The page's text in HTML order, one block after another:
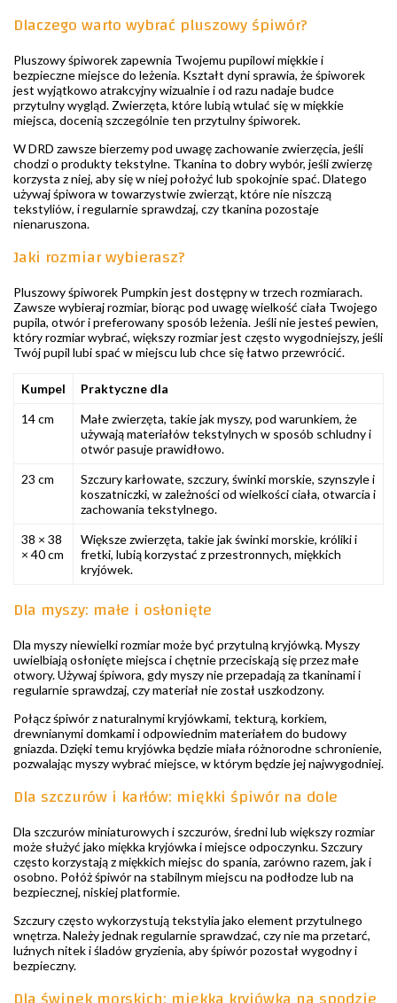
Dlaczego warto wybrać pluszowy śpiwór?
Pluszowy śpiworek zapewnia Twojemu pupilowi miękkie i
bezpieczne miejsce do leżenia. Kształt dyni sprawia, że śpiworek
jest wyjątkowo atrakcyjny wizualnie i od razu nadaje budce
przytulny wygląd. Zwierzęta, które lubią wtulać się w miękkie
miejsca, docenią szczególnie ten przytulny śpiworek.
W DRD zawsze bierzemy pod uwagę zachowanie zwierzęcia, jeśli
chodzi o produkty tekstylne. Tkanina to dobry wybór, jeśli zwierzę
korzysta z niej, aby się w niej położyć lub spokojnie spać. Dlatego
używaj śpiwora w towarzystwie zwierząt, które nie niszczą
tekstyliów, i regularnie sprawdzaj, czy tkanina pozostaje
nienaruszona.
Jaki rozmiar wybierasz?
Pluszowy śpiworek Pumpkin jest dostępny w trzech rozmiarach.
Zawsze wybieraj rozmiar, biorąc pod uwagę wielkość ciała Twojego
pupila, otwór i preferowany sposób leżenia. Jeśli nie jesteś pewien,
który rozmiar wybrać, większy rozmiar jest często wygodniejszy, jeśli
Twój pupil lubi spać w miejscu lub chce się łatwo przewrócić.
Kumpel
Praktyczne dla
14 cm
Małe zwierzęta, takie jak myszy, pod warunkiem, że
używają materiałów tekstylnych w sposób schludny i
otwór pasuje prawidłowo.
23 cm
Szczury karłowate, szczury, świnki morskie, szynszyle i
koszatniczki, w zależności od wielkości ciała, otwarcia i
zachowania tekstylnego.
38 × 38
× 40 cm
Większe zwierzęta, takie jak świnki morskie, króliki i
fretki, lubią korzystać z przestronnych, miękkich
kryjówek.
Dla myszy: małe i osłonięte
Dla myszy niewielki rozmiar może być przytulną kryjówką. Myszy
uwielbiają osłonięte miejsca i chętnie przeciskają się przez małe
otwory. Używaj śpiwora, gdy myszy nie przepadają za tkaninami i
regularnie sprawdzaj, czy materiał nie został uszkodzony.
Połącz śpiwór z naturalnymi kryjówkami, tekturą, korkiem,
drewnianymi domkami i odpowiednim materiałem do budowy
gniazda. Dzięki temu kryjówka będzie miała różnorodne schronienie,
pozwalając myszy wybrać miejsce, w którym będzie jej najwygodniej.
Dla szczurów i karłów: miękki śpiwór na dole
Dla szczurów miniaturowych i szczurów, średni lub większy rozmiar
może służyć jako miękka kryjówka i miejsce odpoczynku. Szczury
często korzystają z miękkich miejsc do spania, zarówno razem, jak i
osobno. Połóż śpiwór na stabilnym miejscu na podłodze lub na
bezpiecznej, niskiej platformie.
Szczury często wykorzystują tekstylia jako element przytulnego
wnętrza. Należy jednak regularnie sprawdzać, czy nie ma przetarć,
luźnych nitek i śladów gryzienia, aby śpiwór pozostał wygodny i
bezpieczny.